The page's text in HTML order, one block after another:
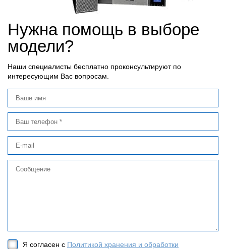
Нужна помощь в выборе
модели?
Наши специалисты бесплатно проконсультируют по
интересующим Вас вопросам.
Я согласен с Политикой хранения и обработки